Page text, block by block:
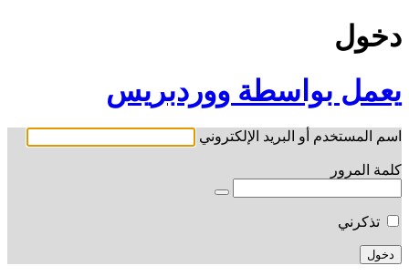
دخول
يعمل بواسطة ووردبريس
اسم المستخدم أو البريد الإلكتروني
كلمة المرور
تذكرني